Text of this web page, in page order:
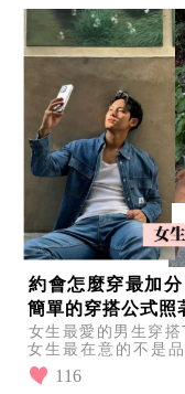
約會怎麼穿最加
簡單的穿搭公式照
女生最愛的男生穿
女生最在意的不是
淨、有沒有精神」
度！
116